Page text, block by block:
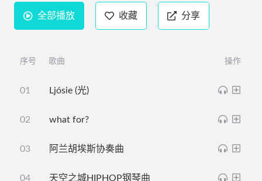
全部播放 收藏 分享
序号 歌曲 操作
Ljósie (光)
what for?
阿兰胡埃斯协奏曲
天空之城HIPHOP钢琴曲